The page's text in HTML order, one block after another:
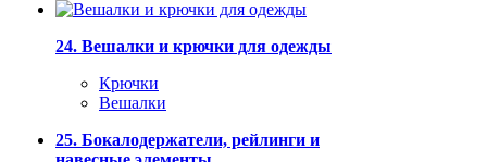
24. Вешалки и крючки для одежды
Крючки
Вешалки
25. Бокалодержатели, рейлинги и